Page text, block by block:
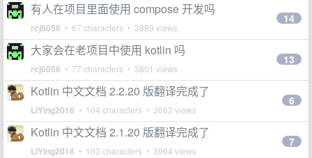
有人在项目里面使用 compose 开发吗
rcj6056 • 67 characters • 3889 views
14
大家会在老项目中使用 kotlin 吗
rcj6056 • 77 characters • 3801 views
13
Kotlin 中文文档 2.2.20 版翻译完成了
LiYing2016 • 104 characters • 3662 views
6
Kotlin 中文文档 2.1.20 版翻译完成了
LiYing2016 • 163 characters • 3964 views
7